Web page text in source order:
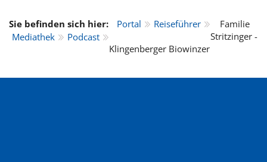
Sie befinden sich hier: Portal
Reiseführer
Mediathek
Podcast
Familie
Stritzinger -
Klingenberger Biowinzer